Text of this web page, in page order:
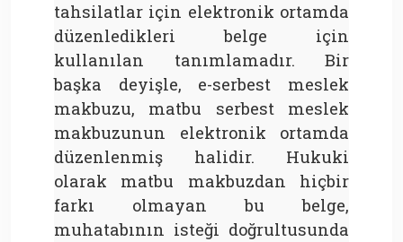
tahsilatlar için elektronik ortamda
düzenledikleri belge için
kullanılan tanımlamadır. Bir
başka deyişle, e-serbest meslek
makbuzu, matbu serbest meslek
makbuzunun elektronik ortamda
düzenlenmiş halidir. Hukuki
olarak matbu makbuzdan hiçbir
farkı olmayan bu belge,
muhatabının isteği doğrultusunda